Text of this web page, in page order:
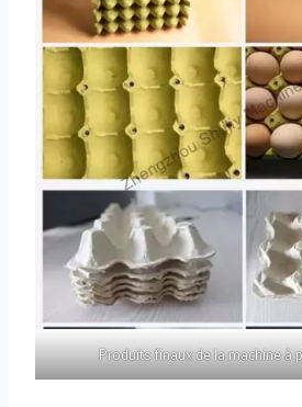
Produits finaux de la machine à